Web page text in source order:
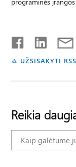
programinės
UŽSISAKYTI
Reikia